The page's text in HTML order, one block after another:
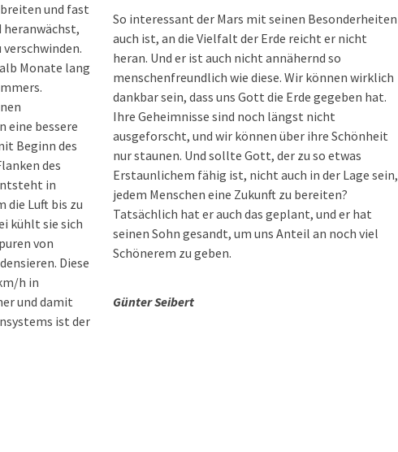
und fast
heranwächst,
Monate lang
eine bessere
Beginn des
des
in
die Luft bis zu
kühlt sie sich
von
Diese
h in
und damit
ist der
So interessant der Mars mit seinen Besonderheiten
auch ist, an die Vielfalt der Erde reicht er nicht
heran. Und er ist auch nicht annähernd so
menschenfreundlich wie diese. Wir können wirklich
dankbar sein, dass uns Gott die Erde gegeben hat.
Ihre Geheimnisse sind noch längst nicht
ausgeforscht, und wir können über ihre Schönheit
nur staunen. Und sollte Gott, der zu so etwas
Erstaunlichem fähig ist, nicht auch in der Lage sein,
jedem Menschen eine Zukunft zu bereiten?
Tatsächlich hat er auch das geplant, und er hat
seinen Sohn gesandt, um uns Anteil an noch viel
Schönerem zu geben.
Günter Seibert